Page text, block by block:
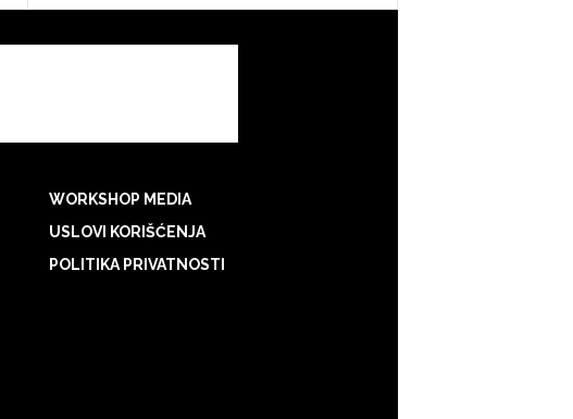
WORKSHOP MEDIA
USLOVI KORIŠĆENJA
POLITIKA PRIVATNOSTI